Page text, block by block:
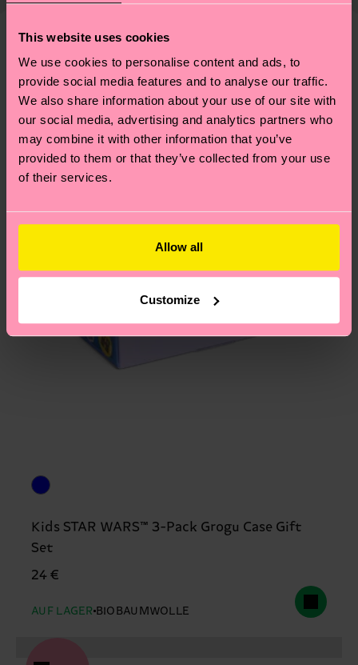
This website uses cookies
We use cookies to personalise content and ads, to
provide social media features and to analyse our traffic.
We also share information about your use of our site with
our social media, advertising and analytics partners who
may combine it with other information that you’ve
provided to them or that they’ve collected from your use
of their services.
Allow all
Customize
findest du auf unsererNachhaltigkeitsseite
findest duhier. Die Lieferzeit beginnt sobald
dass es sich hierbei um einen Richtwert handelt
und die genaue Lieferzeit von der lokalen Post in
deinem Land abhängt.
Du hast Fragen zu einer Retoure? In unserem
Hilfebereich im Artikel
findest du die
am häufigsten gestellten Fragen.
Ähnliche muster
Special
Edition
Kids STAR WARS™ 3-Pack Grogu Case Gift
Set
24 €
AUF LAGER BIOBAUMWOLLE